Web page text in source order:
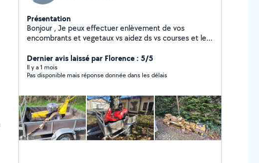
Présentation
Bonjour , Je peux effectuer enlèvement de vos
encombrants et vegetaux vs aidez ds vs courses et le
Possede une remorque, et autres matériels . Personne
ponctuelle
Dernier avis laissé par Florence : 5/5
Il y a 1 mois
Pas disponible mais réponse donnée dans les délais